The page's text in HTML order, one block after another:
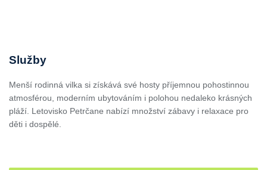
Služby
Menší rodinná vilka si získává své hosty příjemnou pohostinnou
atmosférou, moderním ubytováním i polohou nedaleko krásných
pláží. Letovisko Petrčane nabízí množství zábavy i relaxace pro
děti i dospělé.